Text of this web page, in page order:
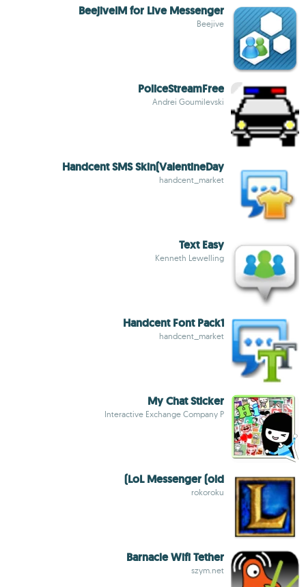
BeejiveIM for Live Messenger
Beejive
PoliceStreamFree
Andrei Goumilevski
Handcent SMS Skin(ValentineDay
handcent_market
Text Easy
Kenneth Lewelling
Handcent Font Pack1
handcent_market
My Chat Sticker
Interactive Exchange Company P
LoL Messenger (old)
rokoroku
Barnacle Wifi Tether
szym.net